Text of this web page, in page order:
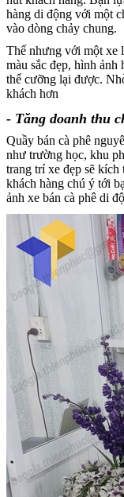
hàng di động với một
vào dòng chảy chung.
Thế nhưng với một xe
màu sắc đẹp, hình ảnh
thể cưỡng lại được.
khách hơn
- Tăng doanh thu
Quầy bán cà phê
như trường học, khu
trang trí xe đẹp sẽ
khách hàng chú ý tới
ảnh xe bán cà phê di